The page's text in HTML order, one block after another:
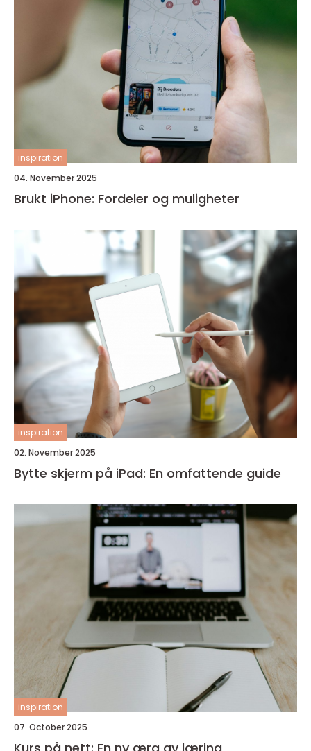
inspiration
04. November 2025
Brukt iPhone: Fordeler og muligheter
inspiration
02. November 2025
Bytte skjerm på iPad: En omfattende guide
inspiration
07. October 2025